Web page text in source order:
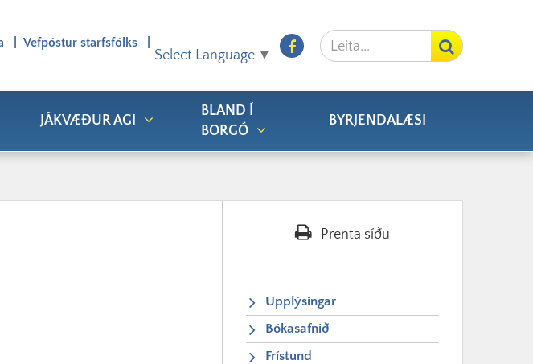
JÁKVÆÐUR AGI
BLAND Í
BORGÓ
BYRJENDALÆSI
Vefpóstur starfsfólks
Select Language ▼
Facebook
Leita
Prenta síðu
Upplýsingar
Bókasafnið
Frístund